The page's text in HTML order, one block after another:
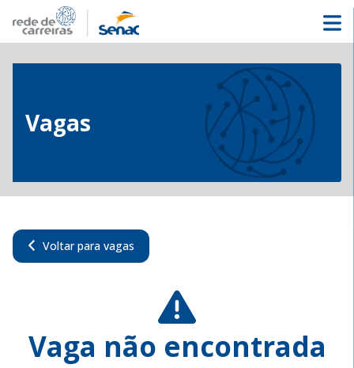
Vagas
Voltar para vagas
Vaga não encontrada